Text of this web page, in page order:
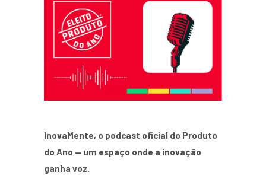
InovaMente, o podcast oficial do Produto
do Ano — um espaço onde a inovação
ganha voz.